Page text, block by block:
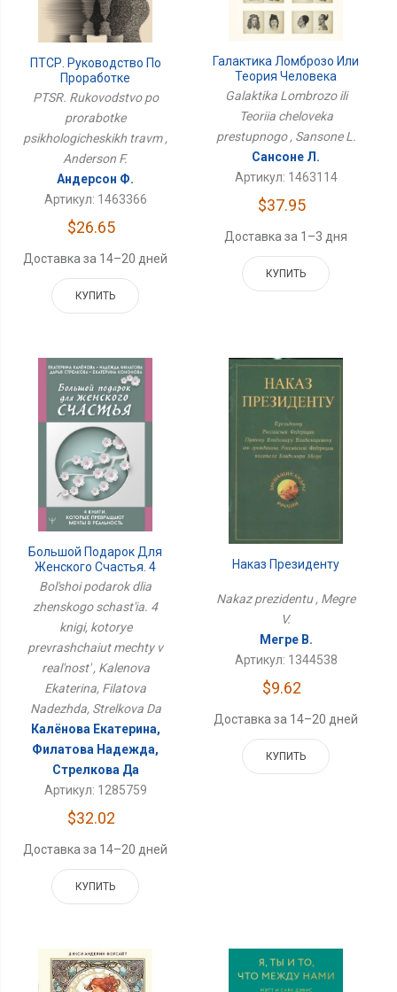
ПТСР. Руководство По
Проработке
Психологических Травм
PTSR. Rukovodstvo po
prorabotke
psikhologicheskikh travm ,
Anderson F.
Андерсон Ф.
Артикул: 1463366
$26.65
Доставка за 14–20 дней
КУПИТЬ
Галактика Ломброзо Или
Теория Человека
Преступного
Galaktika Lombrozo ili
Teoriia cheloveka
prestupnogo , Sansone L.
Сансоне Л.
Артикул: 1463114
$37.95
Доставка за 1–3 дня
КУПИТЬ
Большой Подарок Для
Женского Счастья. 4
Книги, Которые
Превращают Мечты В
Реальность
Bol'shoi podarok dlia
zhenskogo schast'ia. 4
knigi, kotorye
prevrashchaiut mechty v
real'nost' , Kalenova
Ekaterina, Filatova
Nadezhda, Strelkova Da
Калёнова Екатерина,
Филатова Надежда,
Стрелкова Да
Артикул: 1285759
$32.02
Доставка за 14–20 дней
КУПИТЬ
Наказ Президенту
Nakaz prezidentu , Megre
V.
Мегре В.
Артикул: 1344538
$9.62
Доставка за 14–20 дней
КУПИТЬ